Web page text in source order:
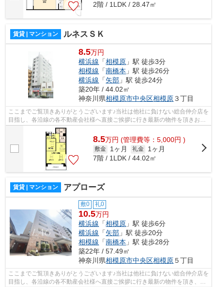
2階 / 1LDK / 28.47㎡
賃貸 | マンション ルネスＳＫ
8.5万円
横浜線 「相模原 」駅 徒歩3分
相模線 「南橋本 」駅 徒歩26分
横浜線 「矢部 」駅 徒歩24分
築20年 / 44.02㎡
神奈川県相模原市中央区相模原３丁目
ここまでご覧頂きありがとうございます♪当社は他社に負けない総合仲介店を
目指し、各沿線の各不動産会社様へ直接ご挨拶に行き最新の物件を頂きお客
様へ提供しております！最新の情報は...
8.5万円 (管理費等：5,000円 )
敷金 1ヶ月 礼金
1ヶ月
7階 / 1LDK / 44.02㎡
賃貸 | マンション アプローズ
敷0 礼0
10.5万円
横浜線 「相模原 」駅 徒歩6分
横浜線 「矢部 」駅 徒歩20分
相模線 「南橋本 」駅 徒歩28分
築22年 / 57.49㎡
神奈川県相模原市中央区相模原５丁目
ここまでご覧頂きありがとうございます♪当社は他社に負けない総合仲介店を
目指し、各沿線の各不動産会社様へ直接ご挨拶に行き最新の物件を頂き、お